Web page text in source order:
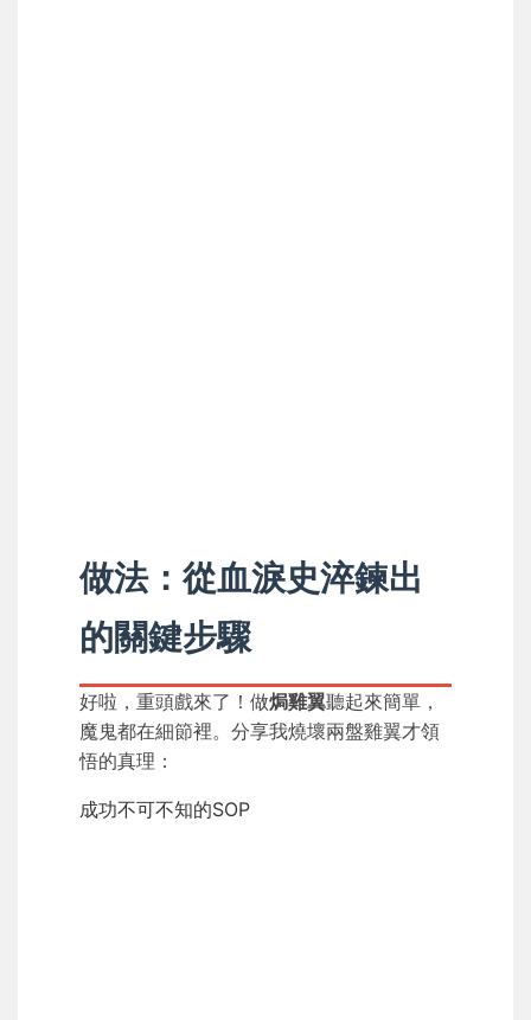
做法：從血淚史淬鍊出
的關鍵步驟
好啦，重頭戲來了！做焗雞翼聽起來簡單，
魔鬼都在細節裡。分享我燒壞兩盤雞翼才領
悟的真理：
成功不可不知的SOP